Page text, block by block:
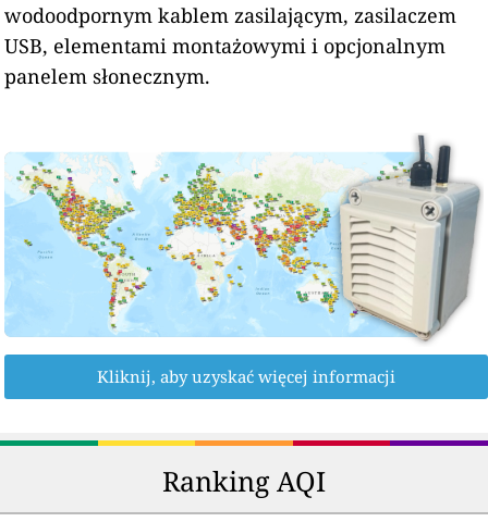
wodoodpornym kablem zasilającym, zasilaczem
USB, elementami montażowymi i opcjonalnym
panelem słonecznym.
Kliknij, aby uzyskać więcej informacji
Ranking AQI